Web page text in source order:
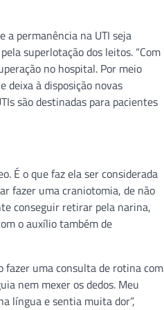
a permanência na UTI seja
superlotação dos leitos. “Com
no hospital. Por meio
deixa à disposição novas
são destinadas para pacientes
É o que faz ela ser considerada
fazer uma craniotomia, de não
conseguir retirar pela narina,
o auxílio também de
fazer uma consulta de rotina com
nem mexer os dedos. Meu
língua e sentia muita dor”,